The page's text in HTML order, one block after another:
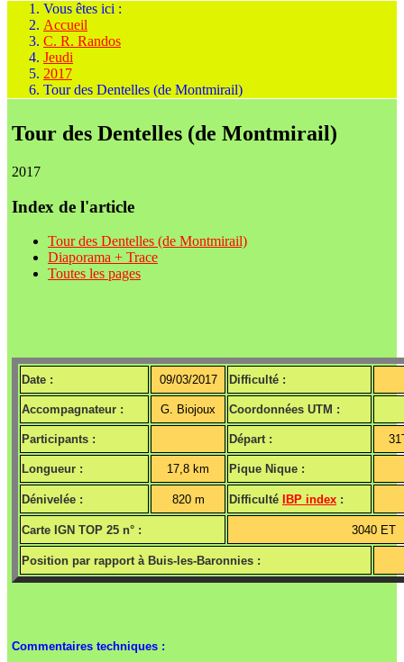
Vous êtes ici :
Accueil
C. R. Randos
Jeudi
2017
Tour des Dentelles (de Montmirail)
Tour des Dentelles (de Montmirail)
2017
Index de l'article
Tour des Dentelles (de Montmirail)
Diaporama + Trace
Toutes les pages
Date : 09/03/2017 Difficulté :
Accompagnateur : G. Biojoux Coordonnées UTM :
Participants : Départ :
Longueur : 17,8 km Pique Nique :
Dénivelée : 820 m Difficulté IBP index :
Carte IGN TOP 25 n° : 3040 ET
Position par rapport à Buis-les-Baronnies :
Commentaires techniques :